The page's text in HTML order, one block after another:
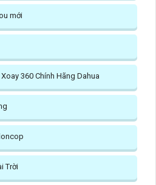
mới
360 Chính Hãng Dahua
Trời